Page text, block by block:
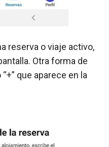
reserva o viaje activo,
Otra forma de
que aparece en la